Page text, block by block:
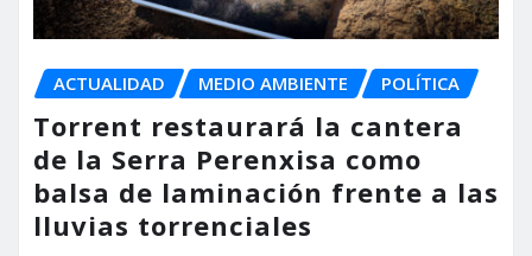
ACTUALIDAD MEDIO AMBIENTE POLÍTICA
Torrent restaurará la cantera
de la Serra Perenxisa como
balsa de laminación frente a las
lluvias torrenciales